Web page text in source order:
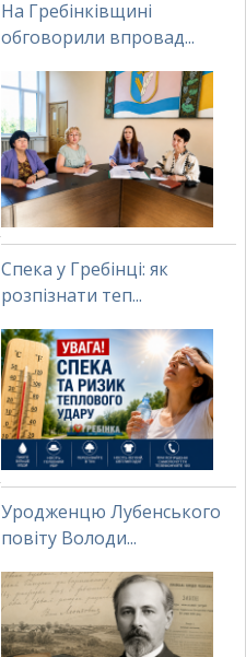
На Гребінківщині
обговорили впровад...
Спека у Гребінці: як
розпізнати теп...
Уродженцю Лубенського
повіту Володи...